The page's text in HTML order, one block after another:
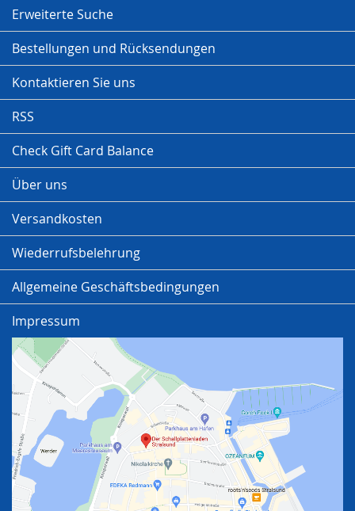
Erweiterte Suche
Bestellungen und Rücksendungen
Kontaktieren Sie uns
RSS
Check Gift Card Balance
Über uns
Versandkosten
Wiederrufsbelehrung
Allgemeine Geschäftsbedingungen
Impressum